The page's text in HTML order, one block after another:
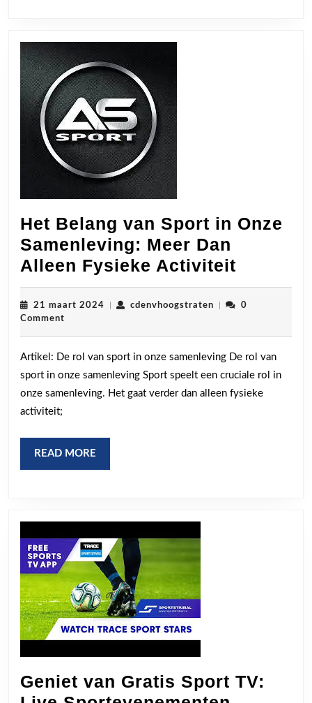
Het Belang van Sport in Onze
Samenleving: Meer Dan
Alleen Fysieke Activiteit
Belang
van
in
Onze
21 maart 2024 21
cdenvhoogstratencdenvhoogstraten
0
Comment
Artikel: De rol van sport in onze samenleving De rol van
sport in onze samenleving Sport speelt een cruciale rol in
onze samenleving. Het gaat verder dan alleen fysieke
activiteit;
READ MORE
MORE
Geniet van Gratis Sport TV: